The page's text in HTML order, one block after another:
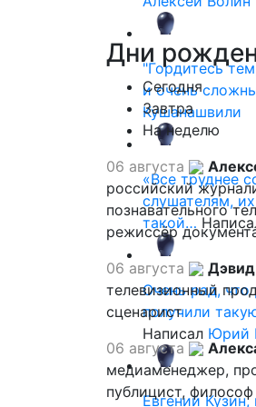
"Гордитесь
и очень
Кушанашвили
«Все труднее
слушателям,
такой…
Очень рад,
получили
Написал Юрий
Евгений
Дни
Сегодня
Завтра
На неделю
06 августа
российский
познавательного
режиссёр
06 августа
Дэвид
телевизионный
сценарист
06 августа
медиаменеджер,
публицист, философ